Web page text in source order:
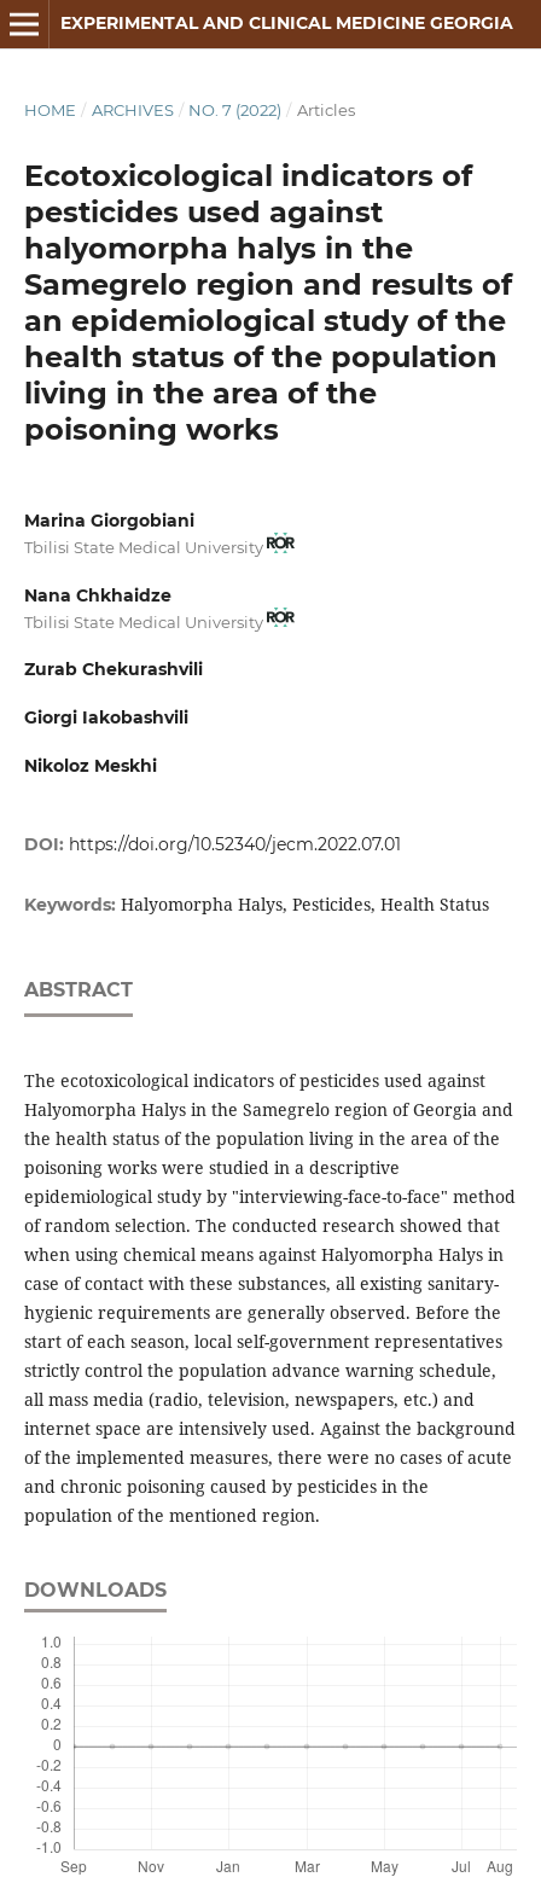
EXPERIMENTAL AND CLINICAL MEDICINE GEORGIA
HOME / ARCHIVES / NO. 7 (2022) / Articles
Ecotoxicological indicators of
pesticides used against
halyomorpha halys in the
Samegrelo region and results of
an epidemiological study of the
health status of the population
living in the area of the
poisoning works
Marina Giorgobiani
Tbilisi State Medical University
Nana Chkhaidze
Tbilisi State Medical University
Zurab Chekurashvili
Giorgi Iakobashvili
Nikoloz Meskhi
DOI: https://doi.org/10.52340/jecm.2022.07.01
Keywords: Halyomorpha Halys, Pesticides, Health Status
ABSTRACT
The ecotoxicological indicators of pesticides used against
Halyomorpha Halys in the Samegrelo region of Georgia and
the health status of the population living in the area of the
poisoning works were studied in a descriptive
epidemiological study by "interviewing-face-to-face" method
of random selection. The conducted research showed that
when using chemical means against Halyomorpha Halys in
case of contact with these substances, all existing sanitary-
hygienic requirements are generally observed. Before the
start of each season, local self-government representatives
strictly control the population advance warning schedule,
all mass media (radio, television, newspapers, etc.) and
internet space are intensively used. Against the background
of the implemented measures, there were no cases of acute
and chronic poisoning caused by pesticides in the
population of the mentioned region.
DOWNLOADS